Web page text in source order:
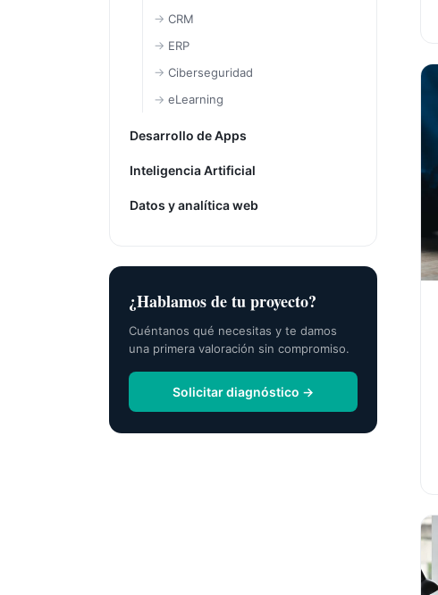
CRM
ERP
Ciberseguridad
eLearning
Desarrollo de Apps
Inteligencia Artificial
Datos y analítica web
¿Hablamos de tu proyecto?
Cuéntanos qué necesitas y te damos
una primera valoración sin compromiso.
Solicitar diagnóstico →